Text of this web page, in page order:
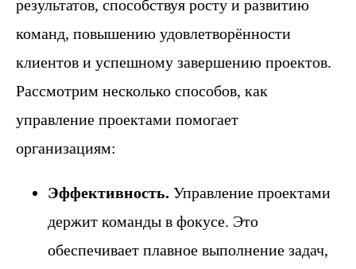
результатов, способствуя росту и развитию
команд, повышению удовлетворённости
клиентов и успешному завершению проектов.
Рассмотрим несколько способов, как
управление проектами помогает
организациям:
Эффективность. Управление проектами
держит команды в фокусе. Это
обеспечивает плавное выполнение задач,